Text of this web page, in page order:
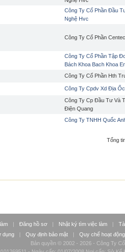
Công Ty Cổ Phần Đầu
Nghệ Hvc
Công Ty Cổ Phần Centec
Công Ty Cổ Phần Tập
Bách Khoa Bach Khoa
Công Ty Cổ Phần Hth
Công Ty Cpdv Xd Địa
Công Ty Cp Đầu Tư Và
Điện Quang
Công Ty TNHH Quốc
Tổng
| Đăng hồ sơ | Nhật ký tìm việc làm |
dụng
| Quy định bảo mật |
Quy chế hoạt động
Bản quyền © 2002 - 2026 - Công Ty